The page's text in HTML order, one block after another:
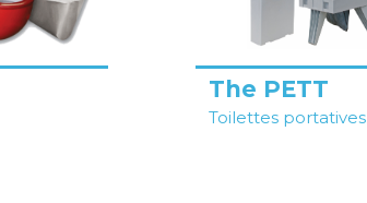
The PETT
Toilettes portatives